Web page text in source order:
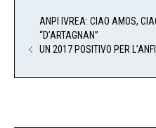
ANPI IVREA: CIAO AMOS,
“D’ARTAGNAN”
UN 2017 POSITIVO PER